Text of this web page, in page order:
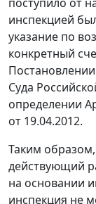
поступило от
инспекцией
указание по
конкретный
Постановлении
Суда
определении
от 19.04.2012.
Таким
действующий
на основании
инспекция не